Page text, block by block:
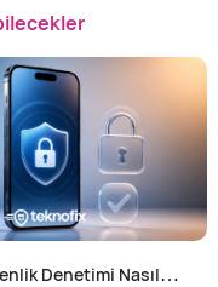
Denetimi Nasıl